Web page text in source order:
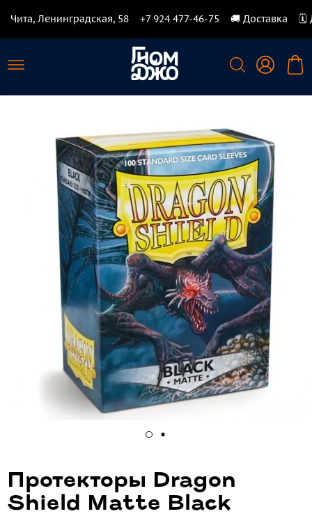
Чита, Ленинградская, 58 +7 924 477-46-75 🚚 Доставка 🗓️
Протекторы Dragon
Shield Matte Black